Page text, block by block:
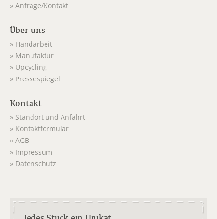
Anfrage/Kontakt
Über uns
Handarbeit
Manufaktur
Upcycling
Pressespiegel
Kontakt
Standort und Anfahrt
Kontaktformular
AGB
Impressum
Datenschutz